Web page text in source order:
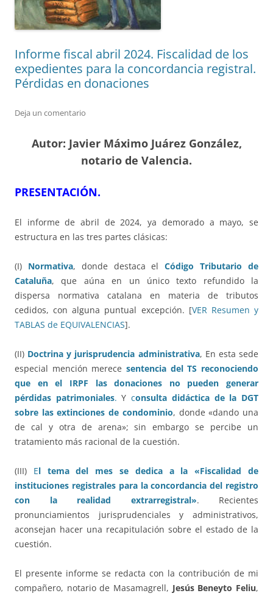
Informe fiscal abril 2024. Fiscalidad de los
expedientes para la concordancia registral.
Pérdidas en donaciones
Deja un comentario
Autor: Javier Máximo Juárez González,
notario de Valencia.
PRESENTACIÓN.
El informe de abril de 2024, ya demorado a mayo, se
estructura en las tres partes clásicas:
(I) Normativa, donde destaca elCódigo Tributario de
Cataluña, que aúna en un único texto refundido la
dispersa normativa catalana en materia de tributos
cedidos, con alguna puntual excepción. [VER Resumen y
TABLAS de EQUIVALENCIAS].
(II) Doctrina y jurisprudencia administrativa, En esta sede
especial mención merece sentencia del TS reconociendo
que en el IRPF las donaciones no pueden generar
pérdidas patrimoniales. Yconsulta didáctica de la DGT
sobre las extinciones de condominio, donde «dando una
de cal y otra de arena»; sin embargo se percibe un
tratamiento más racional de la cuestión.
(III) El tema del mes se dedica a la «Fiscalidad de
instituciones registrales para la concordancia del registro
con la realidad extrarregistral». Recientes
pronunciamientos jurisprudenciales y administrativos,
aconsejan hacer una recapitulación sobre el estado de la
cuestión.
El presente informe se redacta con la contribución de mi
compañero, notario de Masamagrell, Jesús Beneyto Feliu,